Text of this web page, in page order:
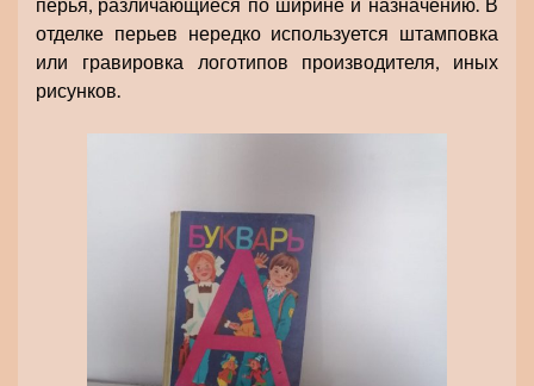
отделке перьев нередко используется штамповка
или гравировка логотипов производителя, иных
рисунков.